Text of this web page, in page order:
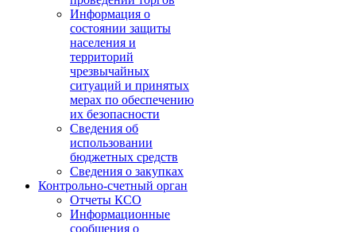
Информация о
состоянии защиты
населения и
территорий
чрезвычайных
ситуаций и принятых
мерах по обеспечению
их безопасности
Сведения об
использовании
бюджетных средств
Сведения о закупках
Контрольно-счетный орган
Отчеты КСО
Информационные
сообщения о